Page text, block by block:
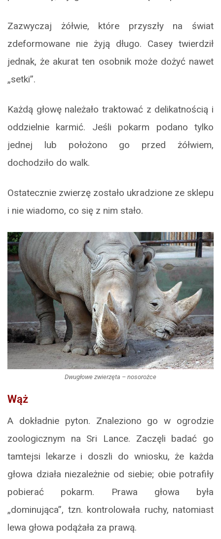
Zazwyczaj żółwie, które przyszły na świat
zdeformowane nie żyją długo. Casey twierdził
jednak, że akurat ten osobnik może dożyć nawet
„setki”.
Każdą głowę należało traktować z delikatnością i
oddzielnie karmić. Jeśli pokarm podano tylko
jednej lub położono go przed żółwiem,
dochodziło do walk.
Ostatecznie zwierzę zostało ukradzione ze sklepu
i nie wiadomo, co się z nim stało.
Dwugłowe zwierzęta – nosorożce
Wąż
A dokładnie pyton. Znaleziono go w ogrodzie
zoologicznym na Sri Lance. Zaczęli badać go
tamtejsi lekarze i doszli do wniosku, że każda
głowa działa niezależnie od siebie; obie potrafiły
pobierać pokarm. Prawa głowa była
„dominująca”, tzn. kontrolowała ruchy, natomiast
lewa głowa podążała za prawą.